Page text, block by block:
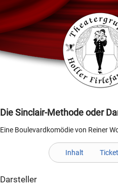
Die Sinclair-Methode oder
Eine Boulevardkomödie von Reiner
Inhalt
Darsteller